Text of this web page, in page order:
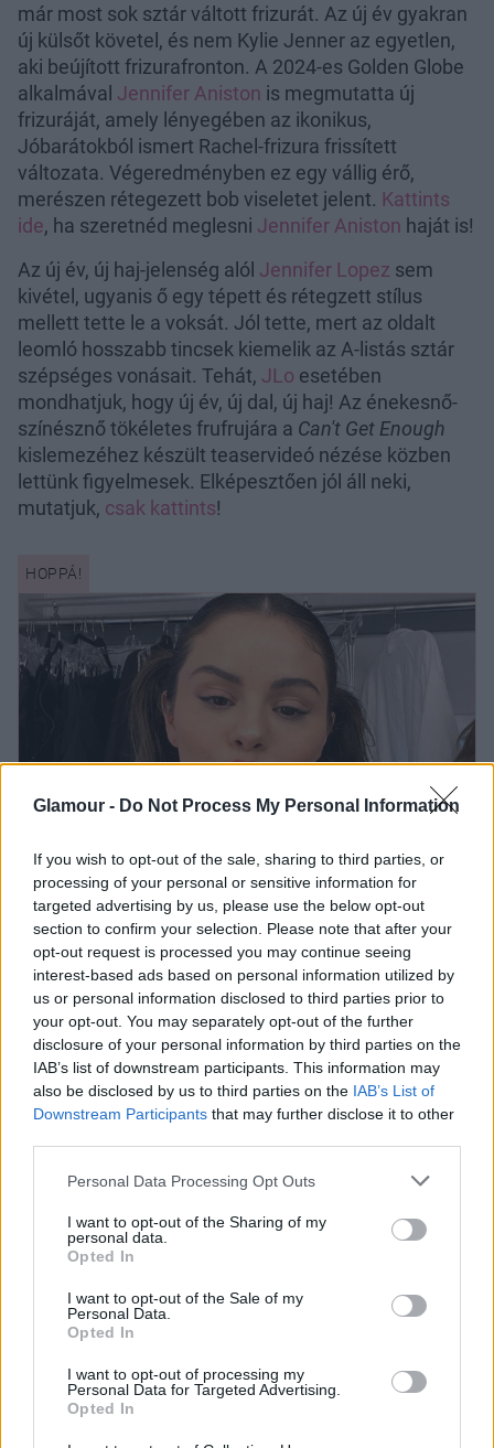
Glamour - Do Not Process My Personal Information
If you wish to opt-out of the sale, sharing to third parties, or
processing of your personal or sensitive information for
targeted advertising by us, please use the below opt-out
section to confirm your selection. Please note that after your
opt-out request is processed you may continue seeing
interest-based ads based on personal information utilized by
us or personal information disclosed to third parties prior to
your opt-out. You may separately opt-out of the further
disclosure of your personal information by third parties on the
IAB’s list of downstream participants. This information may
also be disclosed by us to third parties on the IAB’s List of
Downstream Participants that may further disclose it to other
Please note that this website/app uses one or more Google
not limited to your visit or usage behaviour. You may click to
grant or deny consent to Google and its third-party tags to
use your data for below specified purposes in below Google
consent section.
Personal Data Processing Opt Outs
I want to opt-out of the Sharing of my
personal data.
Opted In
I want to opt-out of the Sale of my
Personal Data.
Opted In
I want to opt-out of processing my
Personal Data for Targeted Advertising.
Opted In
már most sok sztár váltott frizurát. Az új év gyakran
új külsőt követel, és nem Kylie Jenner az egyetlen,
aki beújított frizurafronton. A 2024-es Golden Globe
alkalmával Jennifer Aniston is megmutatta új
frizuráját, amely lényegében az ikonikus,
Jóbarátokból ismert Rachel-frizura frissített
változata. Végeredményben ez egy vállig érő,
merészen rétegezett bob viseletet jelent. Kattints
ide, ha szeretnéd meglesni Jennifer Aniston haját is!
Az új év, új haj-jelenség alól Jennifer Lopez sem
kivétel, ugyanis ő egy tépett és rétegzett stílus
mellett tette le a voksát. Jól tette, mert az oldalt
leomló hosszabb tincsek kiemelik az A-listás sztár
szépséges vonásait. Tehát, JLo esetében
mondhatjuk, hogy új év, új dal, új haj! Az énekesnő-
színésznő tökéletes frufrujára a Can't Get Enough
kislemezéhez készült teaservideó nézése közben
lettünk figyelmesek. Elképesztően jól áll neki,
mutatjuk, csak kattints!
Dobj el mindent: Selena Gomez
meztelenruhában és a világ
legnagyobb dekoltázsában érkezett az
Emmy-díjátadóra
Továbbá,Penélope Cruzis egy frissen vágott midi-
bob frizurát villantott, elegánsan megrövidített
tincsei stílusosan keretezik a színésznő szép
különlegessé. Ha szeretnéd látni, olvasd el a
cikkünket
!